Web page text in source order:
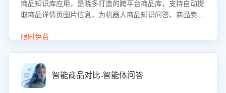
商品知识库应用，是晓多打造的跨平台商品库，支持自动提
取商品详情页图片信息，为机器人商品知识问答、商品卖点
限时免费
智能商品对比-智能体问答